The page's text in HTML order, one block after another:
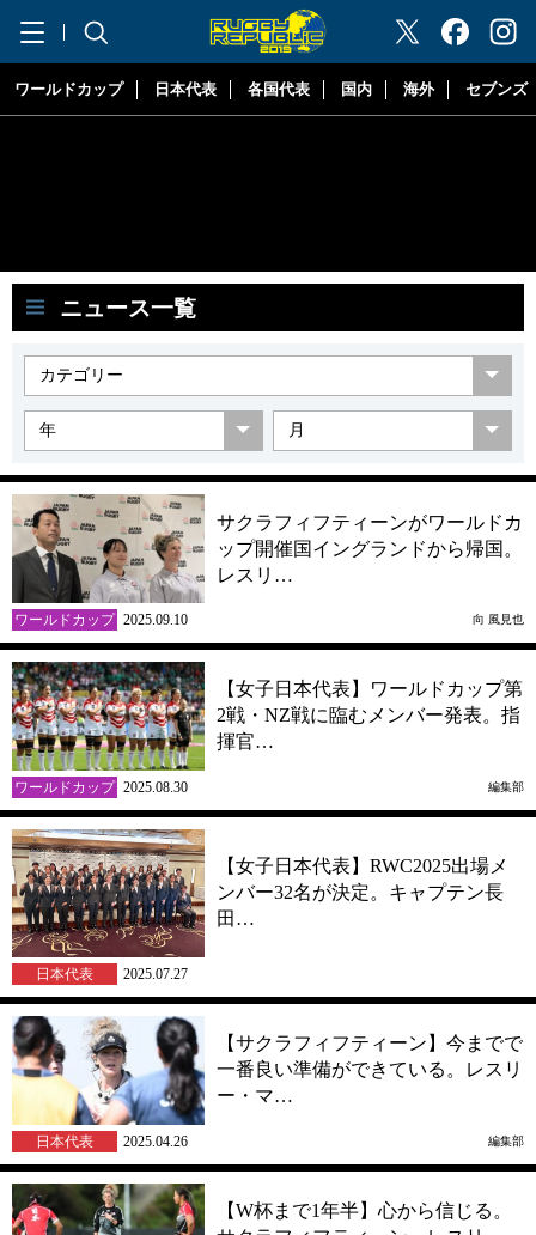
"ラグビーリパブリック"
ワールドカップ 日本代表 各国代表 国内 海外 セブンズ
ニュース一覧
サクラフィフティーンがワールドカ
ップ開催国イングランドから帰国。
レスリ…
ワールドカップ 2025.09.10 向 風見也
【女子日本代表】ワールドカップ第
2戦・NZ戦に臨むメンバー発表。指
揮官…
ワールドカップ 2025.08.30 編集部
【女子日本代表】RWC2025出場メ
ンバー32名が決定。キャプテン長
田…
日本代表 2025.07.27
【サクラフィフティーン】今までで
一番良い準備ができている。レスリ
ー・マ…
日本代表 2025.04.26 編集部
【W杯まで1年半】心から信じる。